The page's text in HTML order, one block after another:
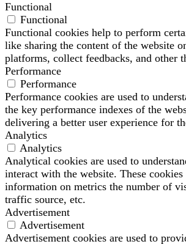
Functional
Functional
Functional cookies help to perform
like sharing the content of the website
platforms, collect feedbacks, and other
Performance
Performance
Performance cookies are used to
the key performance indexes of the
delivering a better user experience for
Analytics
Analytics
Analytical cookies are used to
interact with the website. These
information on metrics the number of
traffic source, etc.
Advertisement
Advertisement
Advertisement cookies are used to